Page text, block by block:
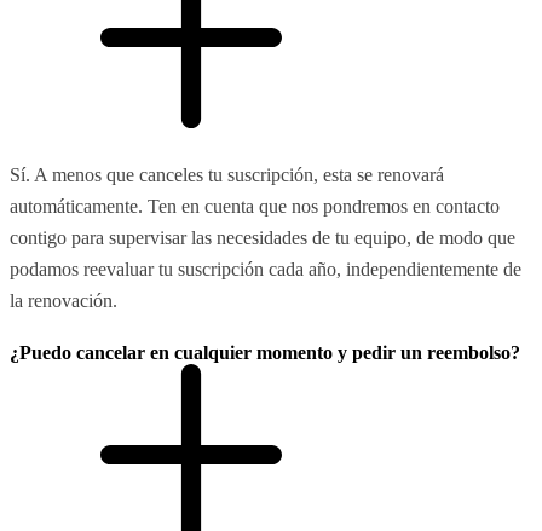
Sí. A menos que canceles tu suscripción, esta se renovará
automáticamente. Ten en cuenta que nos pondremos en contacto
contigo para supervisar las necesidades de tu equipo, de modo que
podamos reevaluar tu suscripción cada año, independientemente de
la renovación.
¿Puedo cancelar en cualquier momento y pedir un reembolso?